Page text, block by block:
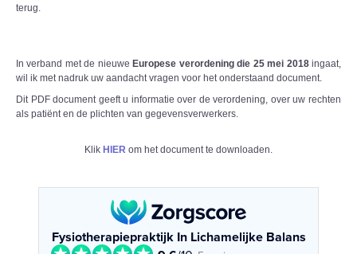
terug.
In verband met de nieuweEuropese verordening die 25 mei 2018ingaat,
wil ik met nadruk uw aandacht vragen voor het onderstaand document.
Dit PDF document geeft u informatie over de verordening, over uw rechten
als patiënt en de plichten van gegevensverwerkers.
Klik HIER om het document te downloaden.
Fysiotherapiepraktijk In Lichamelijke Balans